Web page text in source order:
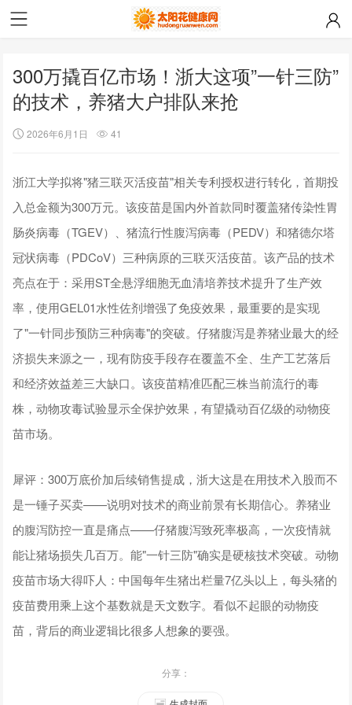
300万撬百亿市场！浙大这项”一针三防”
的技术，养猪大户排队来抢
2026年6月1日 41
浙江大学拟将"猪三联灭活疫苗"相关专利授权进行转化，首期投
入总金额为300万元。该疫苗是国内外首款同时覆盖猪传染性胃
肠炎病毒（TGEV）、猪流行性腹泻病毒（PEDV）和猪德尔塔
冠状病毒（PDCoV）三种病原的三联灭活疫苗。该产品的技术
亮点在于：采用ST全悬浮细胞无血清培养技术提升了生产效
率，使用GEL01水性佐剂增强了免疫效果，最重要的是实现
了"一针同步预防三种病毒"的突破。仔猪腹泻是养猪业最大的经
济损失来源之一，现有防疫手段存在覆盖不全、生产工艺落后
和经济效益差三大缺口。该疫苗精准匹配三株当前流行的毒
株，动物攻毒试验显示全保护效果，有望撬动百亿级的动物疫
苗市场。
犀评：300万底价加后续销售提成，浙大这是在用技术入股而不
是一锤子买卖——说明对技术的商业前景有长期信心。养猪业
的腹泻防控一直是痛点——仔猪腹泻致死率极高，一次疫情就
能让猪场损失几百万。能"一针三防"确实是硬核技术突破。动物
疫苗市场大得吓人：中国每年生猪出栏量7亿头以上，每头猪的
疫苗费用乘上这个基数就是天文数字。看似不起眼的动物疫
苗，背后的商业逻辑比很多人想象的要强。
分享：